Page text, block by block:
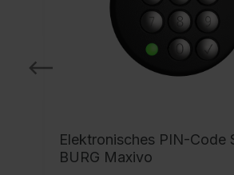
Elektronisches PIN-Code
BURG Maxivo